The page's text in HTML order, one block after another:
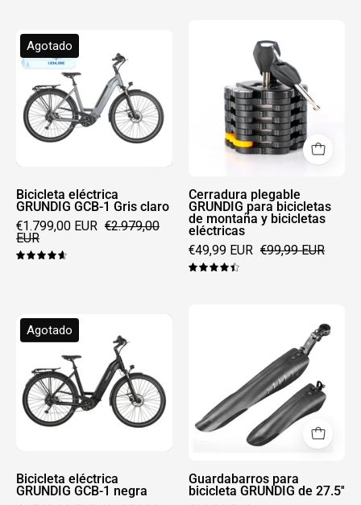
eléctrica
GRUNDIG
GCB-
1
Agotado
Bicicleta eléctrica
GRUNDIG GCB-1 Gris claro
€1.799,00 EUR €2.979,00
EUR
plegable
GRUNDIG
para
bicicletas
de
montaña
bicicletas
eléctricas
Cerradura plegable
GRUNDIG para bicicletas
de montaña y bicicletas
eléctricas
€49,99 EUR €99,99 EUR
eléctrica
GRUNDIG
GCB-
1
negra
Agotado
Bicicleta eléctrica
GRUNDIG GCB-1 negra
bicicleta
GRUNDIG
de
27.5''
Guardabarros para
bicicleta GRUNDIG de 27.5''